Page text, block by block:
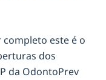
este é o
dos
da OdontoPrev